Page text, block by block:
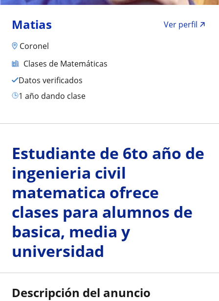
Matias
Ver perfil
Coronel
Clases de Matemáticas
Datos verificados
1 año dando clase
Estudiante de 6to año de
ingenieria civil
matematica ofrece
clases para alumnos de
basica, media y
universidad
Descripción del anuncio